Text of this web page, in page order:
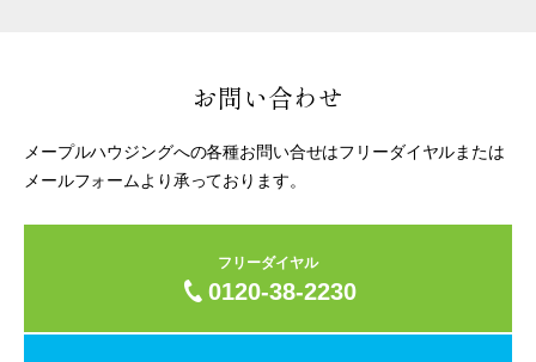
お問い合わせ
メープルハウジングへの各種お問い合せはフリーダイヤルまたは
メールフォームより承っております。
フリーダイヤル
0120-38-2230